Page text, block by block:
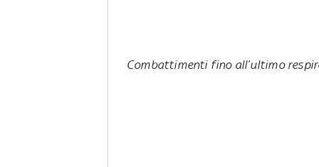
Combattimenti fino all’ultimo